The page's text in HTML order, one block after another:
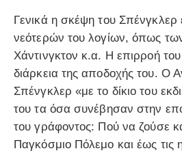
Γενικά η σκέψη του
νεότερών του λογίων, όπως
Χάντινγκτον κ.α. Η επιρροή του
διάρκεια της αποδοχής του. Ο
Σπένγκλερ «με το δίκιο του
του τα όσα συνέβησαν στην
του γράφοντος: Πού να ζούσε
Παγκόσμιο Πόλεμο και έως τις